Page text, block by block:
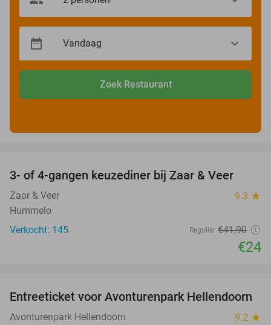
Zoek Restaurant
3- of 4-gangen keuzediner bij Zaar & Veer
Zaar & Veer 9.3 star
Hummelo
Verkocht: 145
Regulier €41,90
€24
41%
Entreeticket voor Avonturenpark Hellendoorn
Avonturenpark Hellendoorn 9.2 star